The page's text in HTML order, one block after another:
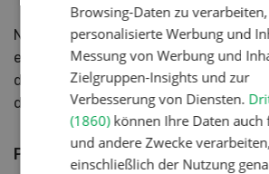
Nicht zu vergessen für ein
einheimischen Bio-Proteinen sind die
deren Presskuchen als hochwertiger
der Mischfutterproduktion
Perspektive Bio-Ölsaaten
Browsing-Daten zu
personalisierte Werbung und
Messung von Werbung und
Zielgruppen-Insights und zur
Verbesserung von Diensten.
(1860)können Ihre Daten auch
und andere Zwecke
einschließlich der Nutzung